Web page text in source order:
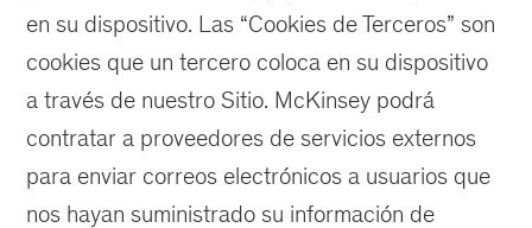
en su dispositivo. Las “Cookies de Terceros” son
cookies que un tercero coloca en su dispositivo
a través de nuestro Sitio. McKinsey podrá
contratar a proveedores de servicios externos
para enviar correos electrónicos a usuarios que
nos hayan suministrado su información de